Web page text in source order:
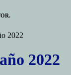
2022
2022